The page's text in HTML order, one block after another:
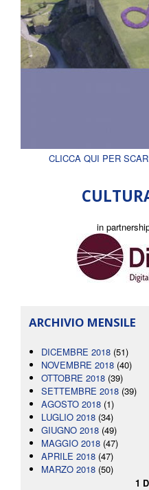
CLICCA QUI PER
in
ARCHIVIO MENSILE
DICEMBRE 2018 (51)
NOVEMBRE 2018 (40)
OTTOBRE 2018 (39)
SETTEMBRE 2018 (39)
AGOSTO 2018 (1)
LUGLIO 2018 (34)
GIUGNO 2018 (49)
MAGGIO 2018 (47)
APRILE 2018 (47)
MARZO 2018 (50)
1